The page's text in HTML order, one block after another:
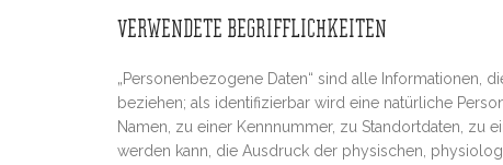
VERWENDETE BEGRIFFLICHKEITEN
„Personenbezogene Daten“ sind alle Informationen,
beziehen; als identifizierbar wird eine natürliche
Namen, zu einer Kennnummer, zu Standortdaten,
werden kann, die Ausdruck der physischen,